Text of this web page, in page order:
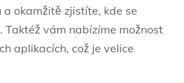
okamžitě zjistíte, kde se
Taktéž vám nabízíme možnost
aplikacích, což je velice